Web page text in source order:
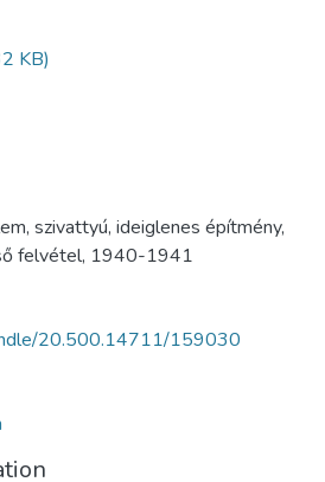
KB)
, szivattyú, ideiglenes építmény,
felvétel, 1940-1941
20.500.14711/159030